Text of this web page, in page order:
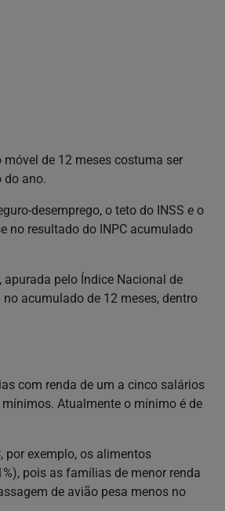
de 12 meses costuma ser
do ano.
desemprego, o teto do INSS e o
no resultado do INPC acumulado
pelo Índice Nacional de
acumulado de 12 meses, dentro
com renda de um a cinco salários
Atualmente o mínimo é de
por exemplo, os alimentos
pois as famílias de menor renda
de avião pesa menos no